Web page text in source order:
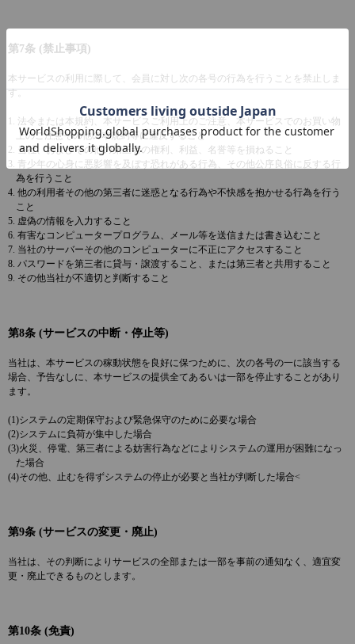
第7条 (禁止事項)
本サービスの利用に際して、会員に対し次の各号の行為を行うことを禁止しま
す。
1. 法令または本規約、本サービスご利用上のご注意、本サービスでのお買い物
上のご注意その他の本規約等に違反すること
2. 当社、およびその他の第三者の権利、利益、名誉等を損ねること
3. 青少年の心身に悪影響を及ぼす恐れがある行為、その他公序良俗に反する行
為を行うこと
4. 他の利用者その他の第三者に迷惑となる行為や不快感を抱かせる行為を行う
こと
5. 虚偽の情報を入力すること
6. 有害なコンピュータープログラム、メール等を送信または書き込むこと
7. 当社のサーバーその他のコンピューターに不正にアクセスすること
8. パスワードを第三者に貸与・譲渡すること、または第三者と共用すること
9. その他当社が不適切と判断すること
第8条 (サービスの中断・停止等)
当社は、本サービスの稼動状態を良好に保つために、次の各号の一に該当する
場合、予告なしに、本サービスの提供全てあるいは一部を停止することがあり
ます。
(1)システムの定期保守および緊急保守のために必要な場合
(2)システムに負荷が集中した場合
(3)火災、停電、第三者による妨害行為などによりシステムの運用が困難になっ
た場合
(4)その他、止むを得ずシステムの停止が必要と当社が判断した場合<
第9条 (サービスの変更・廃止)
当社は、その判断によりサービスの全部または一部を事前の通知なく、適宜変
更・廃止できるものとします。
第10条 (免責)